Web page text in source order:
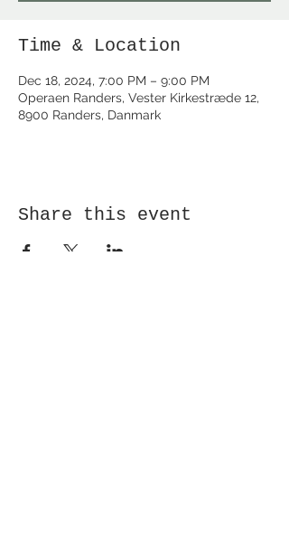
Time & Location
Dec 18, 2024, 7:00 PM – 9:00 PM
Operaen Randers, Vester Kirkestræde 12,
8900 Randers, Danmark
Share this event